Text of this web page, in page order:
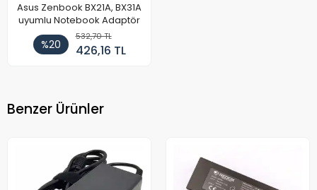
Asus Zenbook BX21A, BX31A
uyumlu Notebook Adaptör
%20
532,70 TL
426,16 TL
Benzer Ürünler